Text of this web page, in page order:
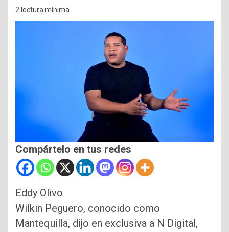
2 lectura mínima
Compártelo en tus redes
Eddy Olivo
Wilkin Peguero, conocido como
Mantequilla, dijo en exclusiva a N Digital,